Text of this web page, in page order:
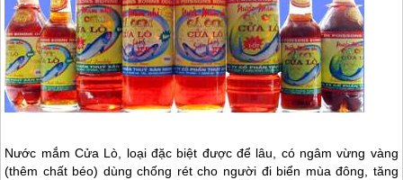
Nước mắmCửa Lò, loại đặc biệt được để lâu, có ngâm vừng vàng
(thêm chất béo) dùng chống rét cho người đi biển mùa đông, tăng